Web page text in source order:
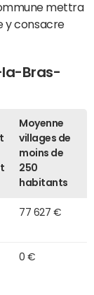
mettra
y consacre
la-Bras-
Moyenne
villages de
moins de
250
habitants
77 627 €
0 €